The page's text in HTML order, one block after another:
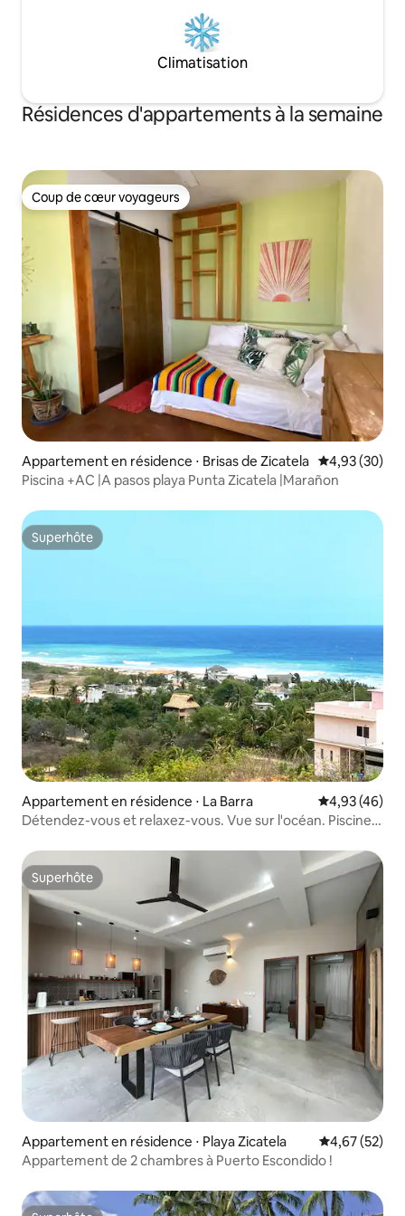
Climatisation
Résidences d'appartements à la semaine
Coup de cœur voyageurs
Coup de cœur voyageurs
Appartement en résidence ⋅ Brisas de Zicatela Évaluation
4,93 (30)
Piscina +AC |A pasos playa Punta Zicatela |Marañon
Superhôte
Superhôte
Appartement en résidence ⋅ La Barra Évaluation
4,93 (46)
Détendez-vous et relaxez-vous. Vue sur l'océan. Piscine.
Superhôte
Superhôte
Appartement en résidence ⋅ Playa Zicatela Évaluation
4,67 (52)
Appartement de 2 chambres à Puerto Escondido !